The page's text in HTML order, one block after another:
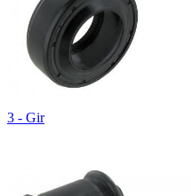
3 - Gir